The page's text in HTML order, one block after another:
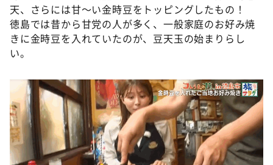
天、さらには甘～い金時豆をトッピングしたもの！
徳島では昔から甘党の人が多く、一般家庭のお好み焼
きに金時豆を入れていたのが、豆天玉の始まりらし
い。